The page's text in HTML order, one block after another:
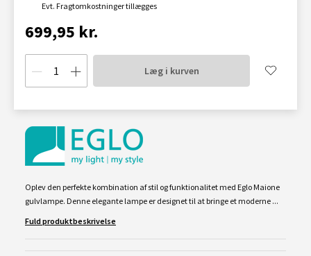
Evt. Fragtomkostninger tillægges
699,95 kr.
Læg i kurven
Oplev den perfekte kombination af stil og funktionalitet med Eglo Maione
gulvlampe. Denne elegante lampe er designet til at bringe et moderne ...
Fuld produktbeskrivelse